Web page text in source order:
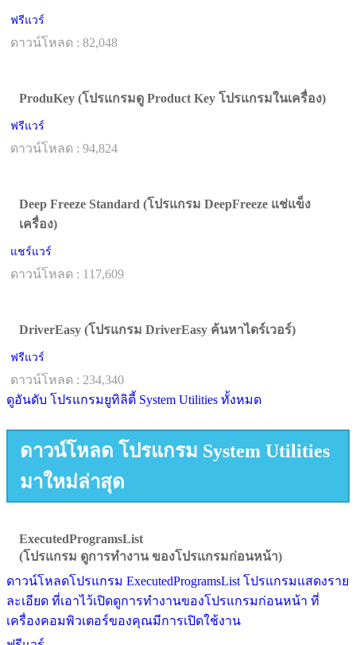
ฟรีแวร์
ดาวน์โหลด : 82,048
ProduKey (โปรแกรมดู Product Key โปรแกรมในเครื่อง)
ฟรีแวร์
ดาวน์โหลด : 94,824
Deep Freeze Standard (โปรแกรม DeepFreeze แช่แข็ง
เครื่อง)
แชร์แวร์
ดาวน์โหลด : 117,609
DriverEasy (โปรแกรม DriverEasy ค้นหาไดร์เวอร์)
ฟรีแวร์
ดาวน์โหลด : 234,340
ดูอันดับ โปรแกรมยูทิลิตี้ System Utilities ทั้งหมด
ดาวน์โหลด โปรแกรม System Utilities
มาใหม่ล่าสุด
ExecutedProgramsList
(โปรแกรม ดูการทำงาน ของโปรแกรมก่อนหน้า)
ดาวน์โหลดโปรแกรม ExecutedProgramsList โปรแกรมแสดงราย
ละเอียด ที่เอาไว้เปิดดูการทำงานของโปรแกรมก่อนหน้า ที่
เครื่องคอมพิวเตอร์ของคุณมีการเปิดใช้งาน